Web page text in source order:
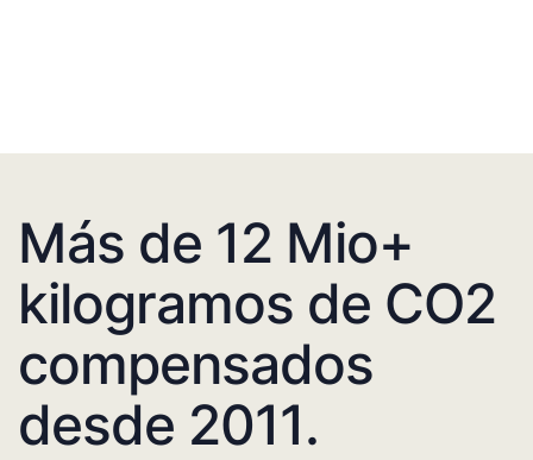
Más de 12 Mio+
kilogramos de CO2
compensados
desde 2011.